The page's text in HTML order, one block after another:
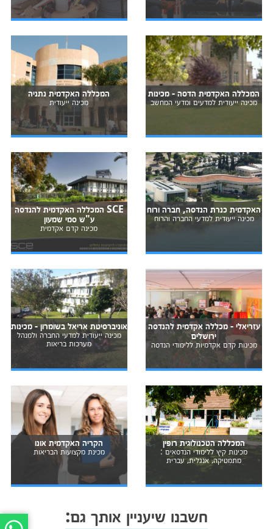
המכללה האקדמית הדסה - מכינות
מכינה ייעודית למדעים ומדעי המחשב
המכללה האקדמית נתניה
מכינה ייעודית
האקדמית כנרת הנדסה, חברה ורוח
מכינה ייעודית למדעי החברה והרוח
SCE המכללה האקדמית להנדסה
ע"ש סמי שמעון
מכינה קדם אקדמית
עזריאלי - מכללה אקדמית להנדסה
ירושלים
מכינות קדם אקדמיות ללימודי הנדסה
אוניברסיטת אריאל בשומרון - מכינות
מכינה ייעודית למדעי החברה ולמנהל
מערכות בריאות
המכללה הטכנולוגית רופין
מכינות קיץ ללימודי הנדסאים :
מתמטיקה, אנגלית, עברית
הקריה האקדמית אונו
מכינת מקצועות הבריאות
חשבנו שיעניין אותך גם: